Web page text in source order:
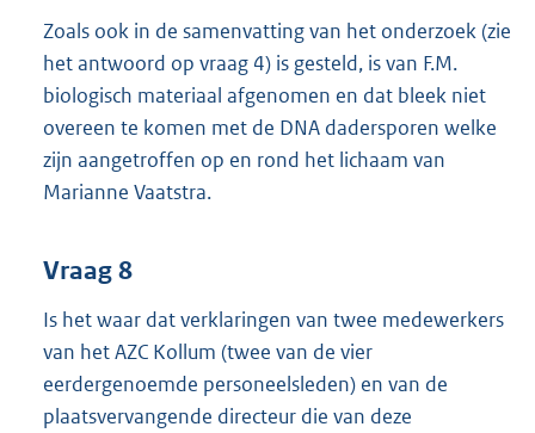
Zoals ook in de samenvatting van het onderzoek (zie
het antwoord op vraag 4) is gesteld, is van F.M.
biologisch materiaal afgenomen en dat bleek niet
overeen te komen met de DNA dadersporen welke
zijn aangetroffen op en rond het lichaam van
Marianne Vaatstra.
Vraag 8
Is het waar dat verklaringen van twee medewerkers
van het AZC Kollum (twee van de vier
eerdergenoemde personeelsleden) en van de
plaatsvervangende directeur die van deze